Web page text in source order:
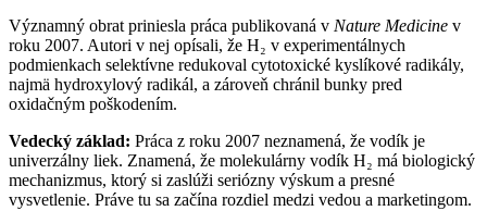
Významný obrat priniesla práca publikovaná v Nature Medicine v
roku 2007. Autori v nej opísali, že H₂ v experimentálnych
podmienkach selektívne redukoval cytotoxické kyslíkové radikály,
najmä hydroxylový radikál, a zároveň chránil bunky pred
oxidačným poškodením.
Vedecký základ: Práca z roku 2007 neznamená, že vodík je
univerzálny liek. Znamená, že molekulárny vodík H₂ má biologický
mechanizmus, ktorý si zaslúži seriózny výskum a presné
vysvetlenie. Práve tu sa začína rozdiel medzi vedou a marketingom.